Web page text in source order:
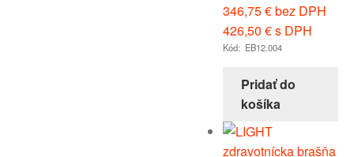
346,75€bez DPH
426,50 €s DPH
Kód: EB12.004
Pridať do
košíka